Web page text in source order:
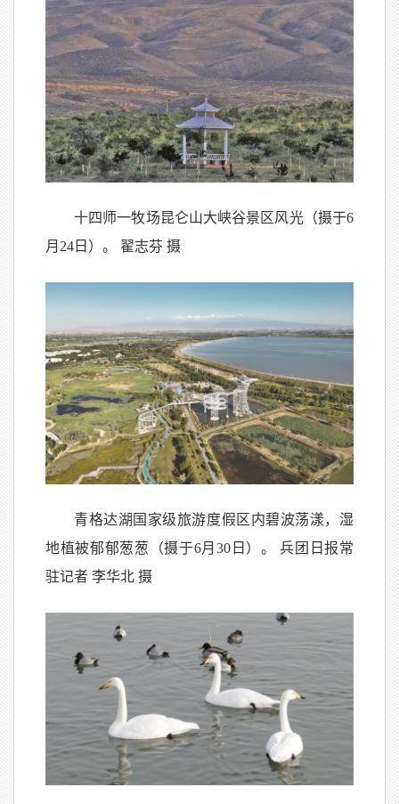
十四师一牧场昆仑山大峡谷景区风光（摄于6
月24日）。 翟志芬 摄
青格达湖国家级旅游度假区内碧波荡漾，湿
地植被郁郁葱葱（摄于6月30日）。 兵团日报常
驻记者 李华北 摄